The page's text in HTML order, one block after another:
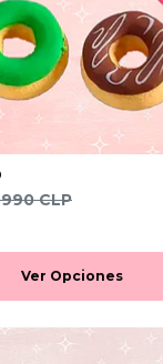
CLP
Ver Opciones